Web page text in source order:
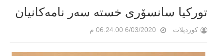
توركیا سانسۆری خستە سەر نامەكانیان
کوردپلات 6/03/2020 06:24:00 م